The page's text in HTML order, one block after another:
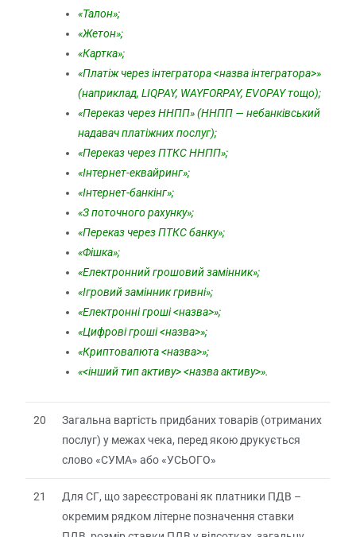
«Талон»;
«Жетон»;
«Картка»;
«Платіж через інтегратора <назва інтегратора>»
(наприклад, LIQPAY, WAYFORPAY, EVOPAY тощо);
«Переказ через ННПП» (ННПП — небанківський
надавач платіжних послуг);
«Переказ через ПТКС ННПП»;
«Інтернет-еквайринг»;
«Інтернет-банкінг»;
«З поточного рахунку»;
«Переказ через ПТКС банку»;
«Фішка»;
«Електронний грошовий замінник»;
«Ігровий замінник гривні»;
«Електронні гроші <назва>»;
«Цифрові гроші <назва>»;
«Криптовалюта <назва>»;
«<інший тип активу> <назва активу>».
20
Загальна вартість придбаних товарів (отриманих
послуг) у межах чека, перед якою друкується
слово «СУМА» або «УСЬОГО»
21
Для СГ, що зареєстровані як платники ПДВ –
окремим рядком літерне позначення ставки